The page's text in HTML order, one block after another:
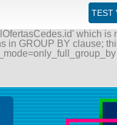
Syntax error or
SELECT list is not in
column
which is
in GROUP BY clause;
TEST